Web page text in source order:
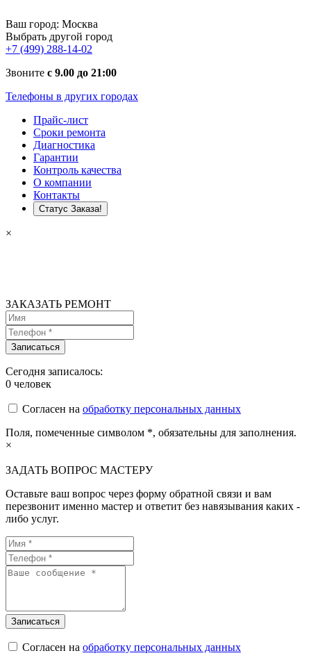
Ваш город: Москва
Выбрать другой город
+7 (499) 288-14-02
Звоните с 9.00 до 21:00
Телефоны в других городах
Прайс-лист
Сроки ремонта
Диагностика
Гарантии
Контроль качества
О компании
Контакты
Статус Заказа!
×
ЗАКАЗАТЬ РЕМОНТ
Сегодня записалось:
0 человек
Согласен на обработку персональных данных
Поля, помеченные символом *, обязательны для заполнения.
×
ЗАДАТЬ ВОПРОС МАСТЕРУ
Оставьте ваш вопрос через форму обратной связи и вам
перезвонит именно мастер и ответит без навязывания каких -
либо услуг.
Согласен на обработку персональных данных